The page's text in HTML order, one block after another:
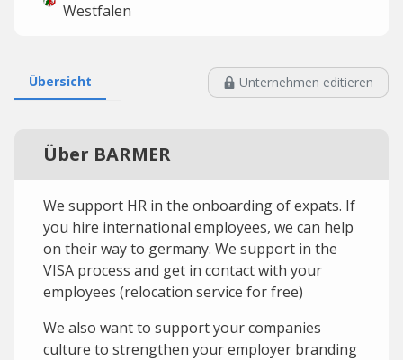
Westfalen
Übersicht Unternehmen editieren
Über BARMER
We support HR in the onboarding of expats. If
you hire international employees, we can help
on their way to germany. We support in the
VISA process and get in contact with your
employees (relocation service for free)
We also want to support your companies
culture to strengthen your employer branding